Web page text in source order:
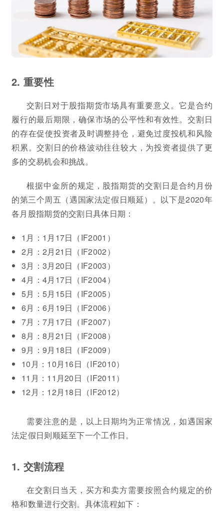
2. 重要性
交割日对于股指期货市场具有重要意义。它是合约
履行的最后期限，确保市场的公平性和有效性。交割日
的存在促使投资者及时调整持仓，避免过度投机和风险
积累。交割日的价格波动往往较大，为投资者提供了更
多的交易机会和挑战。
根据中金所的规定，股指期货的交割日是合约月份
的第三个周五（遇国家法定假日顺延）。以下是2020年
各月股指期货的交割日具体日期：
1月：1月17日（IF2001）
2月：2月21日（IF2002）
3月：3月20日（IF2003）
4月：4月17日（IF2004）
5月：5月15日（IF2005）
6月：6月19日（IF2006）
7月：7月17日（IF2007）
8月：8月21日（IF2008）
9月：9月18日（IF2009）
10月：10月16日（IF2010）
11月：11月20日（IF2011）
12月：12月18日（IF2012）
需要注意的是，以上日期均为正常情况，如遇国家
法定假日则顺延至下一个工作日。
1. 交割流程
在交割日当天，买方和卖方需要按照合约规定的价
格和数量进行交割。具体流程如下：